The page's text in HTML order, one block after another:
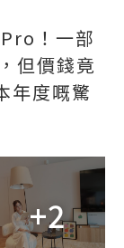
！一部
但價錢竟
年度嘅驚
+2